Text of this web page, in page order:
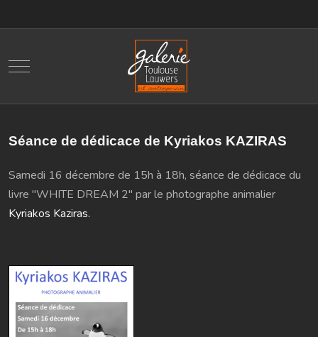
Mobile Menu Toggle
Séance de dédicace de Kyriakos KAZIRAS
Samedi 16 décembre de 15h à 18h, séance de dédicace du
livre "WHITE DREAM 2" par le photographe animalier
Kyriakos Kaziras.